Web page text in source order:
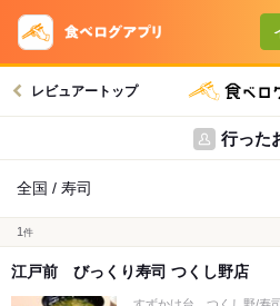
レビュアートップ
行った
全国 / 寿司
1 件
江戸前 びっくり寿司 つくし野店